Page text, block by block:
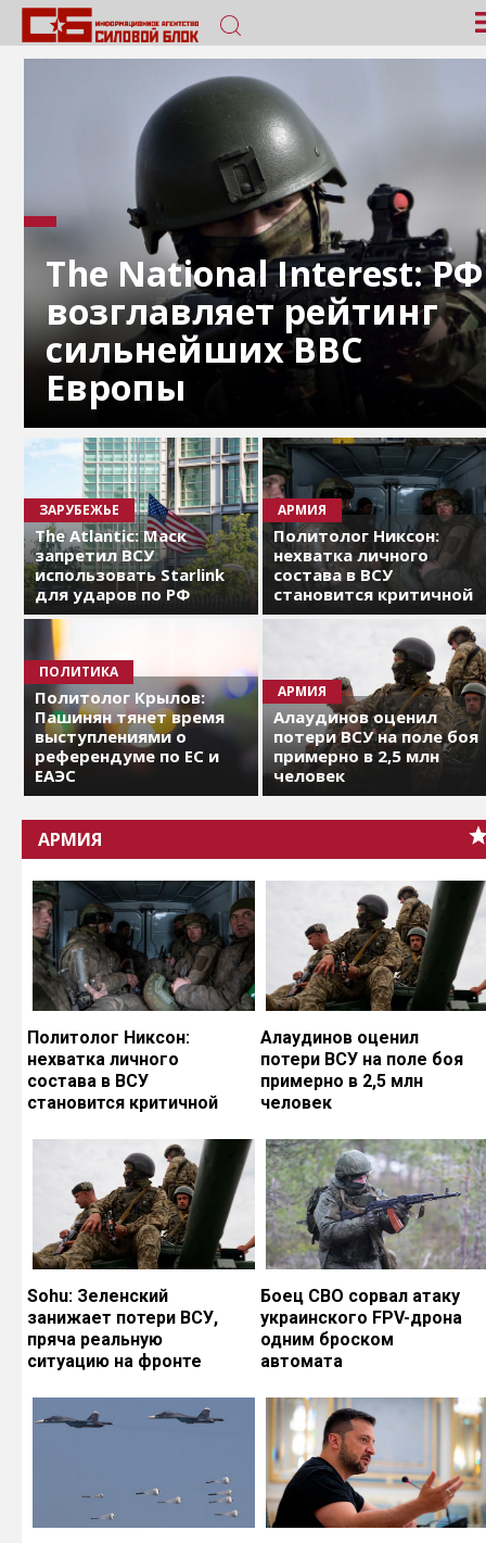
The National Interest: РФ
возглавляет рейтинг
сильнейших ВВС
Европы
ЗАРУБЕЖЬЕ
The Atlantic: Маск
запретил ВСУ
использовать Starlink
для ударов по РФ
АРМИЯ
Политолог Никсон:
нехватка личного
состава в ВСУ
становится критичной
ПОЛИТИКА
Политолог Крылов:
Пашинян тянет время
выступлениями о
референдуме по ЕС и
ЕАЭС
АРМИЯ
Алаудинов оценил
потери ВСУ на поле боя
примерно в 2,5 млн
человек
АРМИЯ
Политолог Никсон:
нехватка личного
состава в ВСУ
становится критичной
Алаудинов оценил
потери ВСУ на поле боя
примерно в 2,5 млн
человек
Sohu: Зеленский
занижает потери ВСУ,
пряча реальную
ситуацию на фронте
Боец СВО сорвал атаку
украинского FPV-дрона
одним броском
автомата